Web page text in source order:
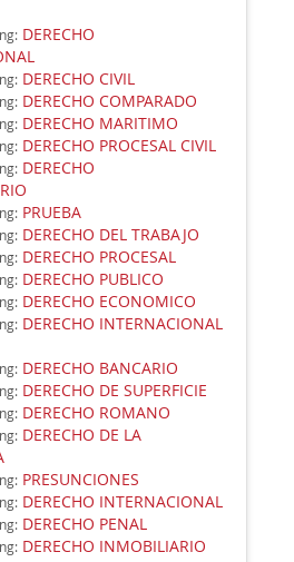
: DERECHO
: DERECHO CIVIL
: DERECHO COMPARADO
: DERECHO MARITIMO
: DERECHO PROCESAL CIVIL
: DERECHO
: PRUEBA
: DERECHO DEL TRABAJO
: DERECHO PROCESAL
: DERECHO PUBLICO
: DERECHO ECONOMICO
: DERECHO INTERNACIONAL
: DERECHO BANCARIO
: DERECHO DE SUPERFICIE
: DERECHO ROMANO
: DERECHO DE LA
: PRESUNCIONES
: DERECHO INTERNACIONAL
: DERECHO PENAL
: DERECHO INMOBILIARIO